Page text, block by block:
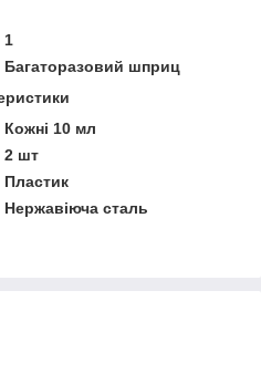
1
Багаторазовий шприц
Кожні 10 мл
2 шт
Пластик
Нержавіюча сталь